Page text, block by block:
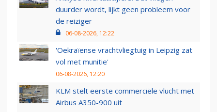
duurder wordt, lijkt geen probleem voor
de reiziger
06-08-2026, 12:22
'Oekraïense vrachtvliegtuig in Leipzig zat
vol met munitie'
06-08-2026, 12:20
KLM stelt eerste commerciële vlucht met
Airbus A350-900 uit